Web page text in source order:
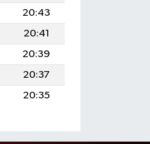
20:43
20:41
20:39
20:37
20:35